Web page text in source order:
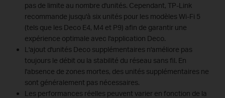
pas de limite au nombre d'unités. Cependant, TP-Link
recommande jusqu'à six unités pour les modèles Wi-Fi 5
(tels que les Deco E4, M4 et P9) afin de garantir une
expérience optimale avec l'application Deco.
L'ajout d'unités Deco supplémentaires n'améliore pas
toujours le débit ou la stabilité du réseau sans fil. En
l'absence de zones mortes, des unités supplémentaires ne
sont généralement pas nécessaires.
Les performances réelles peuvent varier en fonction de la